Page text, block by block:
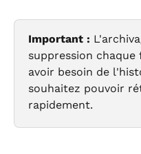
Important :
suppression
avoir besoin de
souhaitez pouvoir
rapidement.